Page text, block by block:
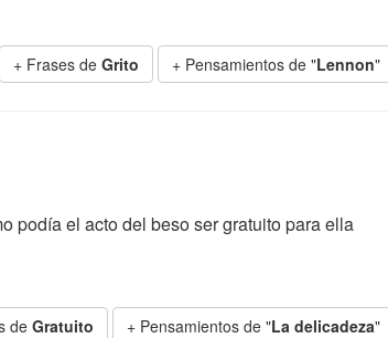
+ Frases de Grito + Pensamientos de "Lennon"
podía el acto del beso ser gratuito para ella
de Gratuito + Pensamientos de "La delicadeza"